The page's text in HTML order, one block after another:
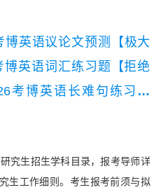
博英语议论文预测【极大
博英语词汇练习题【拒绝
考博英语长难句练习题
究生招生学科目录，报考导师详
生工作细则。考生报考前须与拟